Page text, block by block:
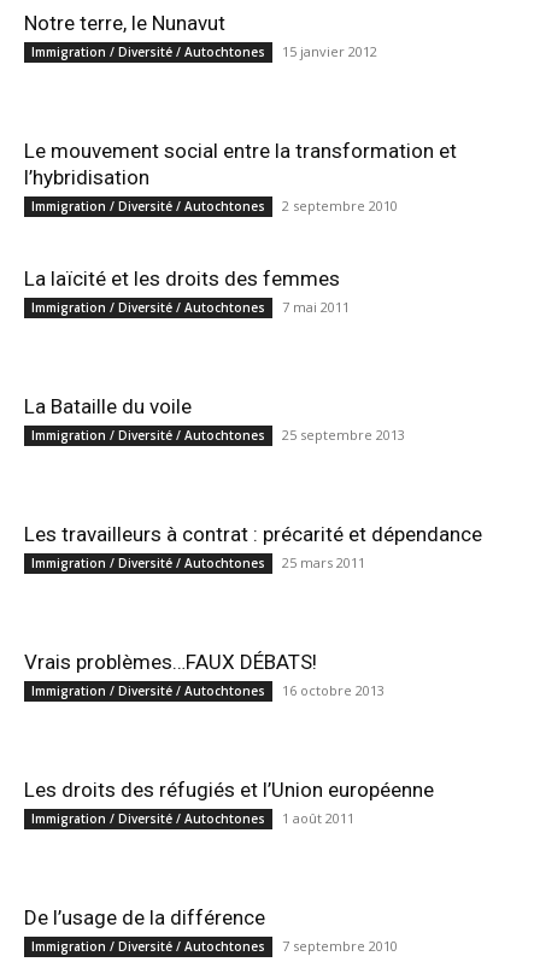
Notre terre, le Nunavut
Immigration / Diversité / Autochtones 15 janvier 2012
Le mouvement social entre la transformation et
l’hybridisation
Immigration / Diversité / Autochtones 2 septembre 2010
La laïcité et les droits des femmes
Immigration / Diversité / Autochtones 7 mai 2011
La Bataille du voile
Immigration / Diversité / Autochtones 25 septembre 2013
Les travailleurs à contrat : précarité et dépendance
Immigration / Diversité / Autochtones 25 mars 2011
Vrais problèmes…FAUX DÉBATS!
Immigration / Diversité / Autochtones 16 octobre 2013
Les droits des réfugiés et l’Union européenne
Immigration / Diversité / Autochtones 1 août 2011
De l’usage de la différence
Immigration / Diversité / Autochtones 7 septembre 2010